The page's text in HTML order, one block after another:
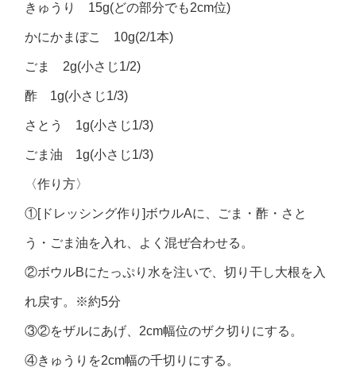
きゅうり 15g(どの部分でも2cm位)
かにかまぼこ 10g(2/1本)
ごま 2g(小さじ1/2)
酢 1g(小さじ1/3)
さとう 1g(小さじ1/3)
ごま油 1g(小さじ1/3)
〈作り方〉
①[ドレッシング作り]ボウルAに、ごま・酢・さと
う・ごま油を入れ、よく混ぜ合わせる。
②ボウルBにたっぷり水を注いで、切り干し大根を入
れ戻す。※約5分
③②をザルにあげ、2cm幅位のザク切りにする。
④きゅうりを2cm幅の千切りにする。